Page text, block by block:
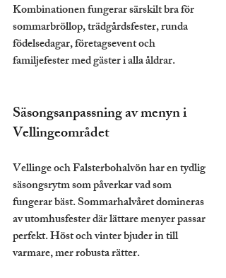
Kombinationen fungerar särskilt bra för
sommarbröllop, trädgårdsfester, runda
födelsedagar, företagsevent och
familjefester med gäster i alla åldrar.
Säsongsanpassning av menyn i
Vellingeområdet
Vellinge och Falsterbohalvön har en tydlig
säsongsrytm som påverkar vad som
fungerar bäst. Sommarhalvåret domineras
av utomhusfester där lättare menyer passar
perfekt. Höst och vinter bjuder in till
varmare, mer robusta rätter.